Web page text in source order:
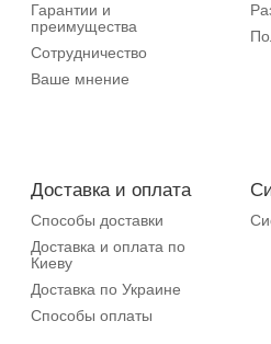
Гарантии и
преимущества
Сотрудничество
Ваше мнение
Доставка и оплата
Способы доставки
Доставка и оплата по
Киеву
Доставка по Украине
Способы оплаты